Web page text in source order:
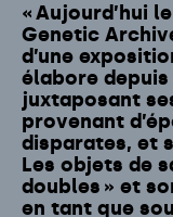
« Aujourd’hui
Genetic
d’une
élabore depuis
juxtaposant
provenant
disparates, et
Les objets de
doubles » et
en tant que